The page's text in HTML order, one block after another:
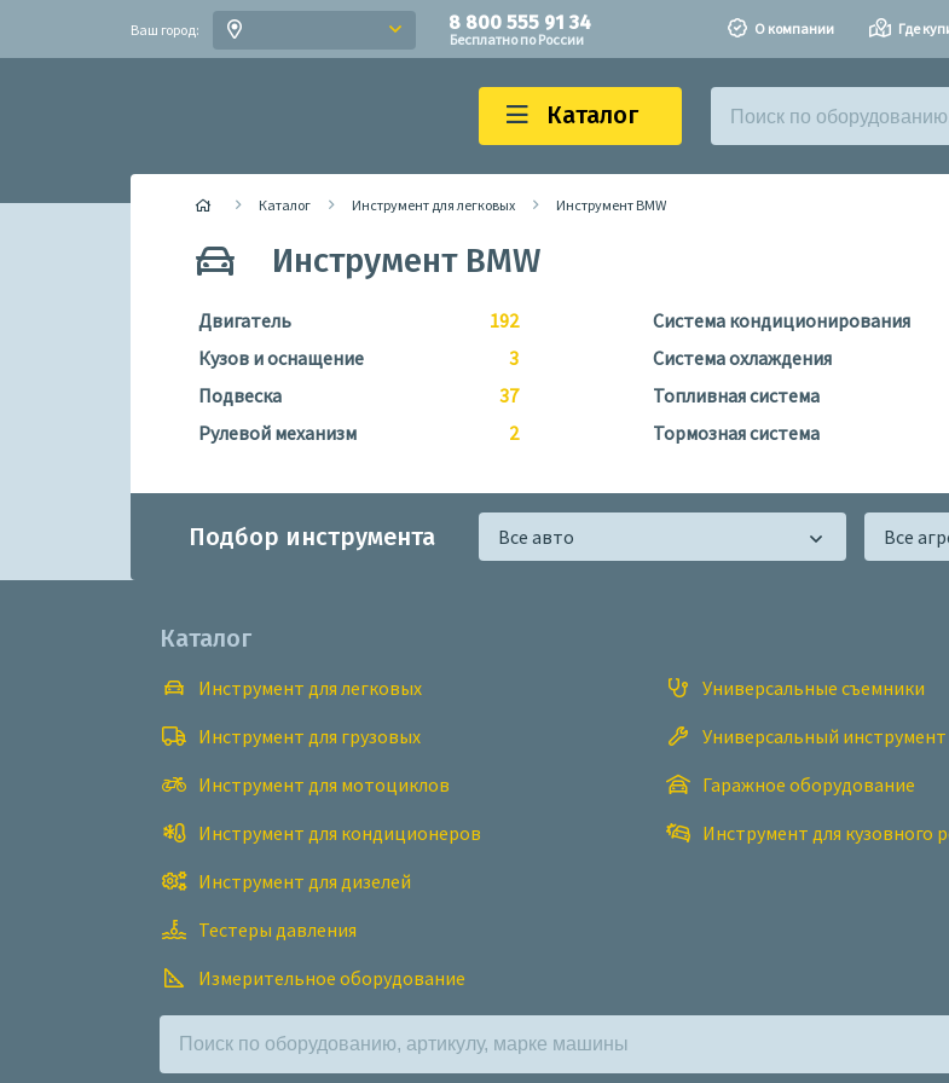
Ваш город: 8 800 555 91 34
Бесплатно по России
О компании Где
Каталог
Каталог Инструмент для легковых Инструмент BMW
Инструмент BMW
Двигатель
192
Кузов и оснащение
3
Подвеска
37
Рулевой механизм
2
Система кондиционирования
Система охлаждения
Топливная система
Тормозная система
Подбор инструмента Все авто Все
Каталог
Инструмент для легковых
Инструмент для грузовых
Инструмент для мотоциклов
Инструмент для кондиционеров
Инструмент для дизелей
Тестеры давления
Измерительное оборудование
Универсальные съемники
Универсальный инструмент
Гаражное оборудование
Инструмент для кузовного